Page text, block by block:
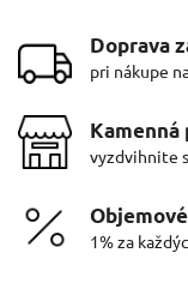
Doprava
pri nákupe
Kamenná
vyzdvihnite
1% za